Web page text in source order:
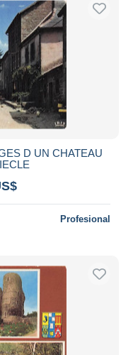
D UN CHATEAU
Profesional